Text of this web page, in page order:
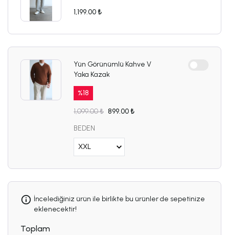
1,199.00 ₺
Yün Görünümlü Kahve V
Yaka Kazak
%18
1,099.00 ₺ 899.00 ₺
BEDEN
İncelediğiniz ürün ile birlikte bu ürünler de sepetinize
eklenecektir!
Toplam